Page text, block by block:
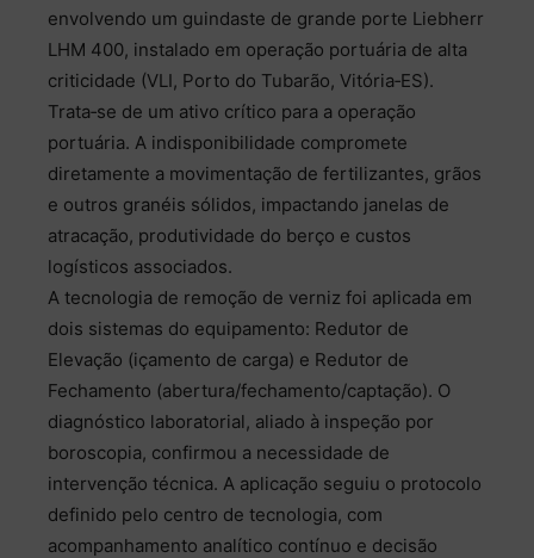
envolvendo um guindaste de grande porte Liebherr
LHM 400, instalado em operação portuária de alta
criticidade (VLI, Porto do Tubarão, Vitória‑ES).
Trata‑se de um ativo crítico para a operação
portuária. A indisponibilidade compromete
diretamente a movimentação de fertilizantes, grãos
e outros granéis sólidos, impactando janelas de
atracação, produtividade do berço e custos
logísticos associados.
A tecnologia de remoção de verniz foi aplicada em
dois sistemas do equipamento: Redutor de
Elevação (içamento de carga) e Redutor de
Fechamento (abertura/fechamento/captação). O
diagnóstico laboratorial, aliado à inspeção por
boroscopia, confirmou a necessidade de
intervenção técnica. A aplicação seguiu o protocolo
definido pelo centro de tecnologia, com
acompanhamento analítico contínuo e decisão